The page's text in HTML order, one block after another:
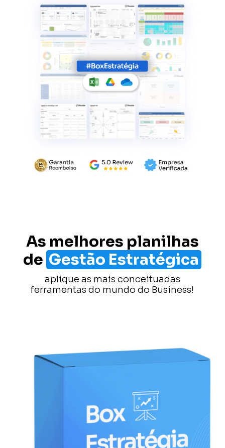
As melhores planilhas
de Gestão Estratégica
aplique as mais conceituadas
ferramentas do mundo do Business!